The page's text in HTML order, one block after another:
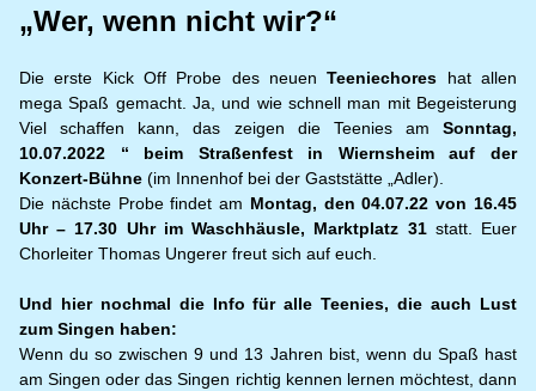
„Wer, wenn nicht wir?“
Die erste Kick Off Probe des neuenTeeniechores hat allen
mega Spaß gemacht. Ja, und wie schnell man mit Begeisterung
Viel schaffen kann, das zeigen die Teenies am Sonntag,
10.07.2022 “ beim Straßenfest in Wiernsheim auf der
Konzert-Bühne (im Innenhof bei der Gaststätte „Adler).
Die nächste Probe findet am Montag, den 04.07.22 von 16.45
Uhr – 17.30 Uhr im Waschhäusle, Marktplatz 31statt. Euer
Chorleiter Thomas Ungerer freut sich auf euch.
Und hier nochmal die Info für alle Teenies, die auch Lust
zum Singen haben:
Wenn du so zwischen 9 und 13 Jahren bist, wenn du Spaß hast
am Singen oder das Singen richtig kennen lernen möchtest, dann